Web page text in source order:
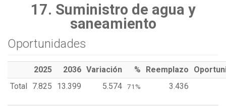
17. Suministro de agua y
saneamiento
Oportunidades
2025 2036 Variación % Reemplazo
Total
7.825 13.399 5.574 71% 3.436